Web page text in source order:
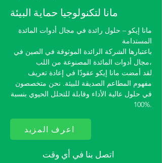
مانا لتكنولوجيا حماية البيئة
مانا إيكو – حلول رائدة في مجال أدوات المائدة
المستدامة
باعتبارها الشركة الرائدة الموثوقة في الصين في
مجال أدوات المائدة المصنوعة من اللب،
لقد أمضت مانا إيكو عقودًا في إعادة تعريف
مفهوم المطاعم الصديقة للبيئة. نحن متخصصون
في حلول عالية الأداء وقابلة للتحلل الحيوي بنسبة
100%.
اعرف المزيد
اتصل بنا في أي وقت